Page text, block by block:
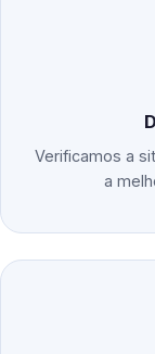
Verificamos a
a